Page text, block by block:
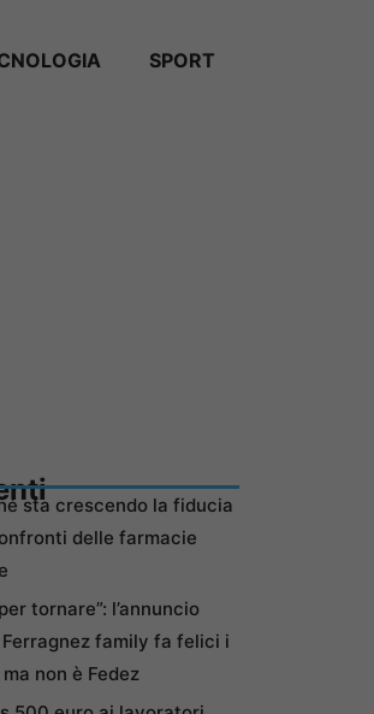
SPORT
sta crescendo la fiducia
delle farmacie
tornare”: l’annuncio
family fa felici i
non è Fedez